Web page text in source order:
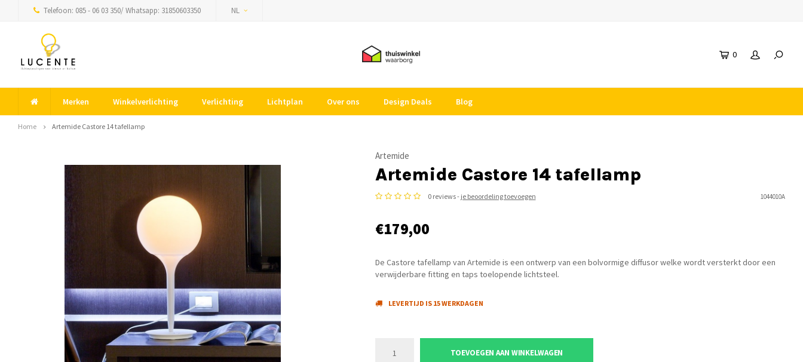
Telefoon: 085 - 06 03 350/ Whatsapp: 31850603350 NL
0
Merken Winkelverlichting Verlichting Lichtplan Over ons Design Deals Blog
Home Artemide Castore 14 tafellamp
Artemide
Artemide Castore 14 tafellamp
0 reviews - je beoordeling toevoegen 1044010A
€179,00
De Castore tafellamp van Artemide is een ontwerp van een bolvormige diffusor welke wordt versterkt door een
verwijderbare fitting en taps toelopende lichtsteel.
LEVERTIJD IS 15 WERKDAGEN
TOEVOEGEN AAN WINKELWAGEN